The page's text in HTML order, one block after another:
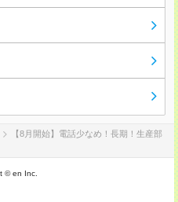
【8月開始】電話少なめ！長期！生産部
© en Inc.